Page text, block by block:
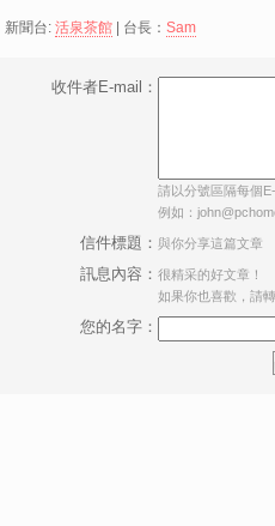
新聞台: 活泉茶館 | 台長： Sam
收件者E-mail：
請以分號區隔每個
例如：
信件標題： 與你分享這篇文章
訊息內容： 很精采的好文章！
如果你也喜歡，請
您的名字：